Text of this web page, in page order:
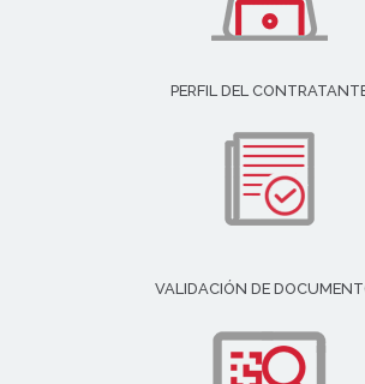
PERFIL DEL
VALIDACIÓN DE